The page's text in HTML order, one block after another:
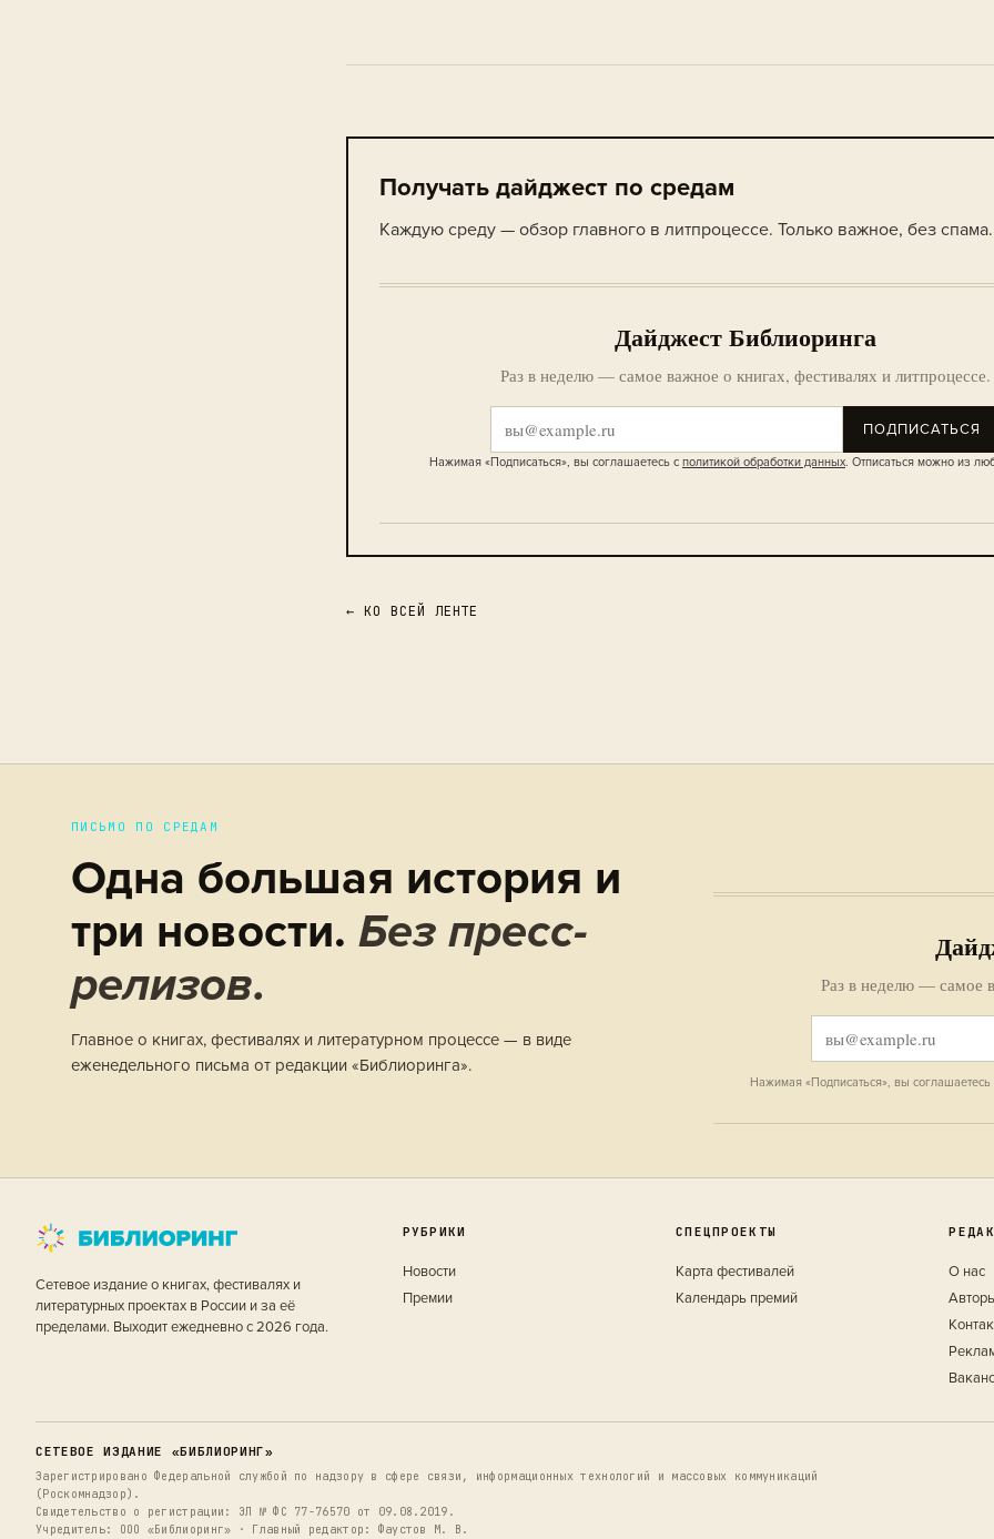
Получать дайджест по средам
Каждую среду — обзор главного в литпроцессе. Только важное, без спама.
Дайджест Библиоринга
Раз в неделю — самое важное о книгах, фестивалях и литпроцессе.
ПОДПИСАТЬСЯ
Нажимая «Подписаться», вы соглашаетесь с политикой обработки данных. Отписаться можно из
← КО ВСЕЙ ЛЕНТЕ
ПИСЬМО ПО СРЕДАМ
Одна большая история и
три новости. Без пресс-
релизов.
Главное о книгах, фестивалях и литературном процессе — в виде
еженедельного письма от редакции «Библиоринга».
Раз в неделю — самое
Нажимая «Подписаться», вы соглашаетесь
Сетевое издание о книгах, фестивалях и
литературных проектах в России и за её
пределами. Выходит ежедневно с 2026 года.
РУБРИКИ
Новости
Премии
СПЕЦПРОЕКТЫ
Карта фестивалей
Календарь премий
О нас
СЕТЕВОЕ ИЗДАНИЕ «БИБЛИОРИНГ»
Зарегистрировано Федеральной службой по надзору в сфере связи, информационных технологий и массовых коммуникаций
(Роскомнадзор).
Свидетельство о регистрации: ЭЛ № ФС 77-76570 от 09.08.2019.
Учредитель: ООО «Библиоринг» · Главный редактор: Фаустов М. В.